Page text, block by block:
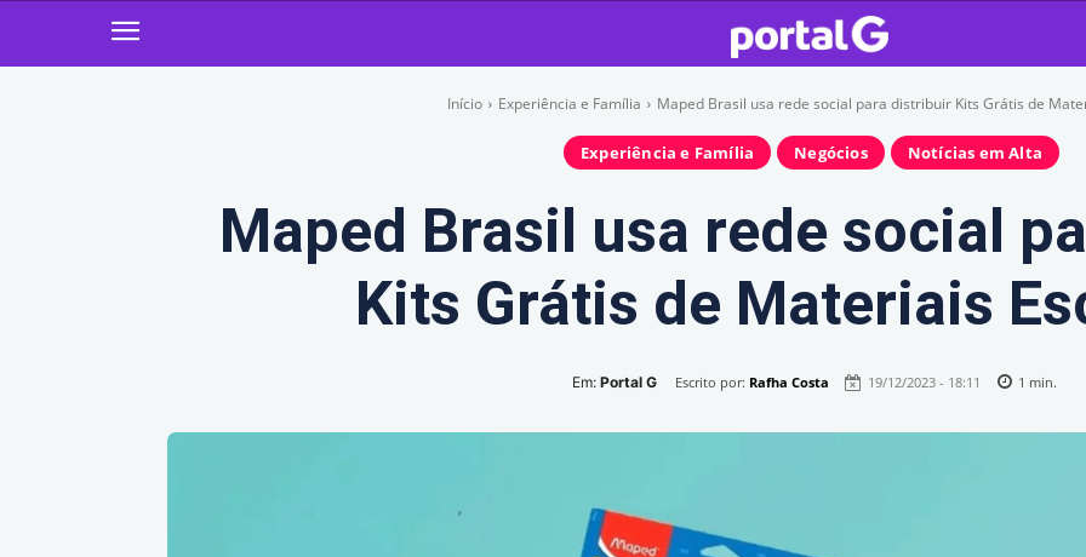
Início Experiência e Família Maped Brasil usa rede social para distribuir Kits Grátis de
Experiência e Família Negócios Notícias em Alta
Maped Brasil usa rede social
Kits Grátis de Materiais
Em: Portal G Escrito por: Rafha Costa 19/12/2023 - 18:11 1 min.